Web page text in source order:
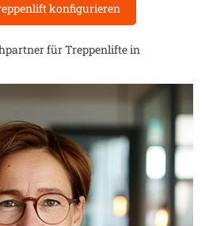
konfigurieren
für Treppenlifte in